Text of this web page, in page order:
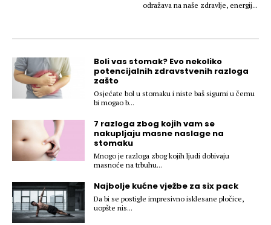
Ishrana
Zdravlje
Hedonizam
Njega nje
Njega njega
Tehnologija
KALORIJE
odražava na naše zdravlje, energij...
Boli vas stomak? Evo nekoliko
potencijalnih zdravstvenih razloga
zašto
Osjećate bol u stomaku i niste baš sigurni u čemu
bi mogao b...
7 razloga zbog kojih vam se
nakupljaju masne naslage na
stomaku
Mnogo je razloga zbog kojih ljudi dobivaju
masnoće na trbuhu...
Najbolje kućne vježbe za six pack
Da bi se postigle impresivno isklesane pločice,
uopšte nis...